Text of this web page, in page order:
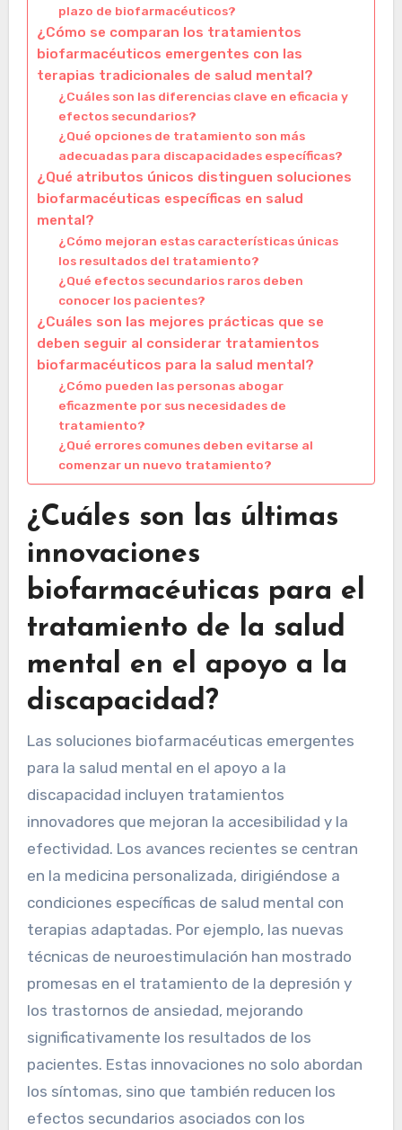
plazo de biofarmacéuticos?
¿Cómo se comparan los tratamientos
biofarmacéuticos emergentes con las
terapias tradicionales de salud mental?
¿Cuáles son las diferencias clave en eficacia y
efectos secundarios?
¿Qué opciones de tratamiento son más
adecuadas para discapacidades específicas?
¿Qué atributos únicos distinguen soluciones
biofarmacéuticas específicas en salud
mental?
¿Cómo mejoran estas características únicas
los resultados del tratamiento?
¿Qué efectos secundarios raros deben
conocer los pacientes?
¿Cuáles son las mejores prácticas que se
deben seguir al considerar tratamientos
biofarmacéuticos para la salud mental?
¿Cómo pueden las personas abogar
eficazmente por sus necesidades de
tratamiento?
¿Qué errores comunes deben evitarse al
comenzar un nuevo tratamiento?
¿Cuáles son las últimas
innovaciones
biofarmacéuticas para el
tratamiento de la salud
mental en el apoyo a la
discapacidad?
Las soluciones biofarmacéuticas emergentes
para la salud mental en el apoyo a la
discapacidad incluyen tratamientos
innovadores que mejoran la accesibilidad y la
efectividad. Los avances recientes se centran
en la medicina personalizada, dirigiéndose a
condiciones específicas de salud mental con
terapias adaptadas. Por ejemplo, las nuevas
técnicas de neuroestimulación han mostrado
promesas en el tratamiento de la depresión y
los trastornos de ansiedad, mejorando
significativamente los resultados de los
pacientes. Estas innovaciones no solo abordan
los síntomas, sino que también reducen los
efectos secundarios asociados con los